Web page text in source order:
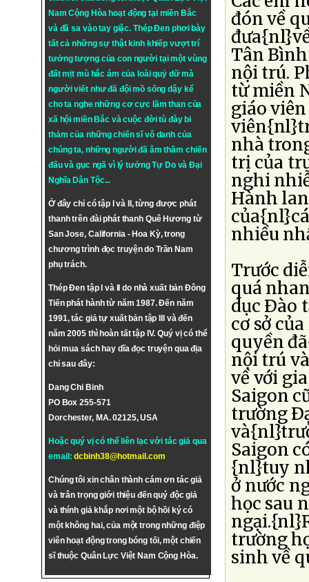
Nam Cộng Hòa hoạt động tại miền Bắc
và đã sa vào tay giặc. Thép Đen phơi bày
tất cả những sự thật kinh khiếp vượt trí
tưởng tượng của con người tại một vùng
đất mịt mù hắc ám của loài quỷ dữ mà
người viết như đã đội mồ sống dậy kể
cho ta nghe những cơ cực lầm than của
xã hội miền Bắc và cuộc đời tù đày bi
thảm của những chiến sĩ vô danh của
chúng ta, những người đã âm thầm chiến
đấu và gục ngã vì lý tưởngTự DovàĐại
Nghĩa Dân Tộc...
Ở đây chỉ có tập I và II, từng được phát
thanh trên đài phát thanh Quê Hương từ
San Jose, California - Hoa Kỳ, trong
chương trình đọc truyện do Trần Nam
phụ trách.
Thép Đen tập I và II do nhà xuất bản Đông
Tiến phát hành từ năm 1987. Đến năm
1991, tác giả tự xuất bản tập III và đến
năm 2005 thì hoàn tất tập IV. Quý vị có thể
hỏi mua sách hay dĩa đọc truyện qua địa
chỉ sau đây:
Dang Chi Binh
PO Box 255-571
Dorchester, MA. 02125, USA
Hoặc quý vị có thể liên lạc với tác giả qua
email:dcbinh38@hotmail.com
Chúng tôi xin chân thành cám ơn tác giả
và trân trọng giới thiệu đến quý độc giả
và thính giả khắp nơi một bộ hồi ký có
một không hai, của một trong những điệp
viên hoạt động trong bóng tối, một chiến
sĩ thuộc Quân Lực Việt Nam Cộng Hòa.
đón về
Tân
nội trú.
từ miền
giáo
nhà
trị của
nghi
Hành
nhiều
Trước
quá
dục Ðào
cơ sở
quyền
nội trú
về với
Saigon
trường
Saigon
{nl}tuy
ở nước
học sau
trường
sinh về